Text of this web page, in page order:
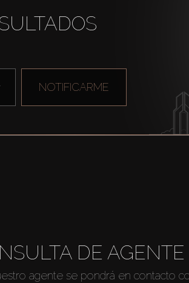
NOTIFICARME
DE AGENTE
agente se pondrá en contacto